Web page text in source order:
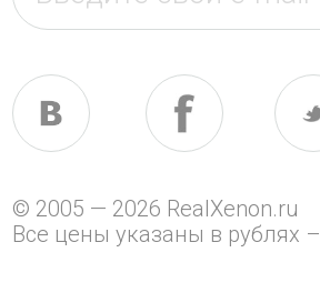
© 2005 — 2026 RealXenon.ru
Все цены указаны в рублях